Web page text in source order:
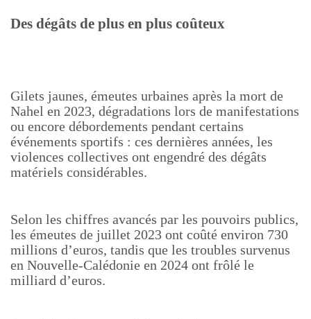
Des dégâts de plus en plus coûteux
Gilets jaunes, émeutes urbaines après la mort de
Nahel en 2023, dégradations lors de manifestations
ou encore débordements pendant certains
événements sportifs : ces dernières années, les
violences collectives ont engendré des dégâts
matériels considérables.
Selon les chiffres avancés par les pouvoirs publics,
les émeutes de juillet 2023 ont coûté environ 730
millions d’euros, tandis que les troubles survenus
en Nouvelle-Calédonie en 2024 ont frôlé le
milliard d’euros.